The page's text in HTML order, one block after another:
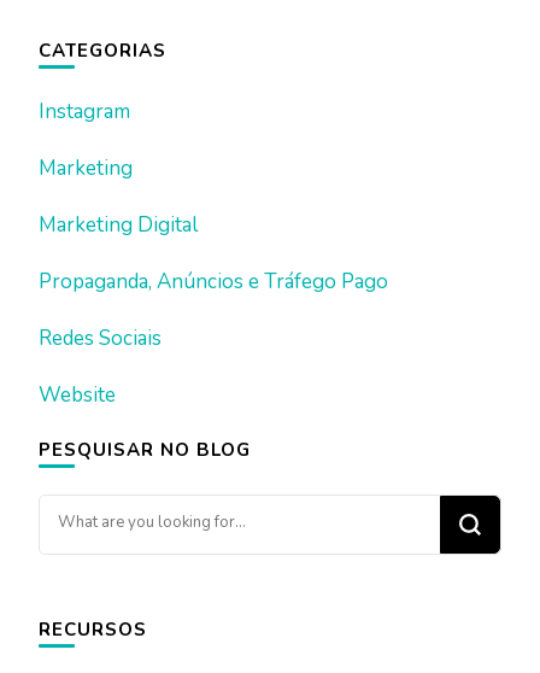
CATEGORIAS
Instagram
Marketing
Marketing Digital
Propaganda, Anúncios e Tráfego Pago
Redes Sociais
Website
PESQUISAR NO BLOG
Looking
RECURSOS